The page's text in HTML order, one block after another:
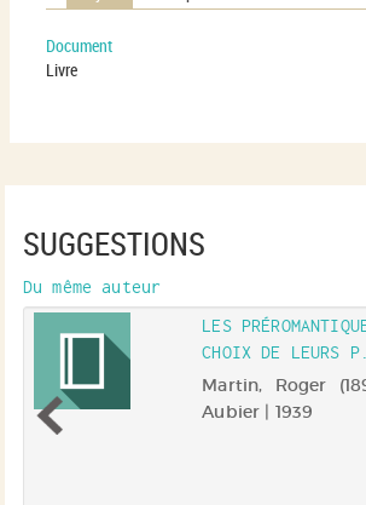
Document
Livre
SUGGESTIONS
Du même auteur
LES
CHOIX DE LEURS
Martin, Roger
Aubier | 1939